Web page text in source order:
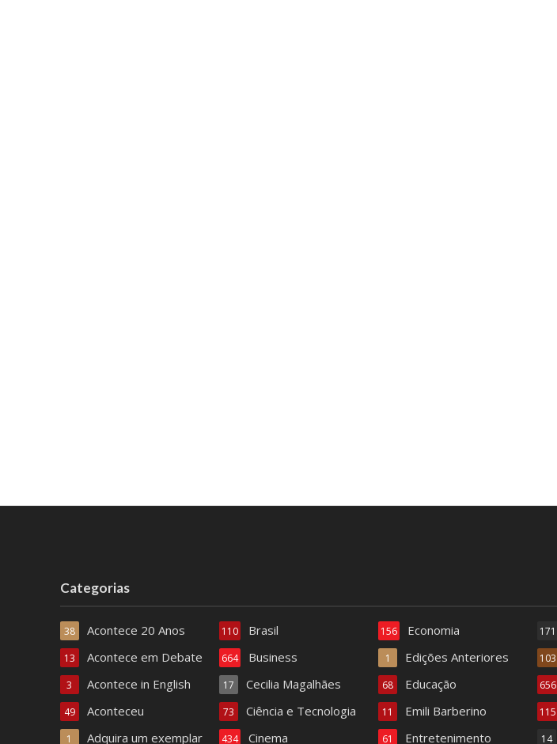
Categorias
Acontece 20 Anos
38
Acontece em Debate
13
Acontece in English
3
Aconteceu
49
Adquira um exemplar
1
Brasil
110
Business
664
Cecilia Magalhães
17
Ciência e Tecnologia
73
Cinema
434
Economia
156
Edições Anteriores
1
Educação
68
Emili Barberino
11
Entretenimento
61
171
103
656
115
14